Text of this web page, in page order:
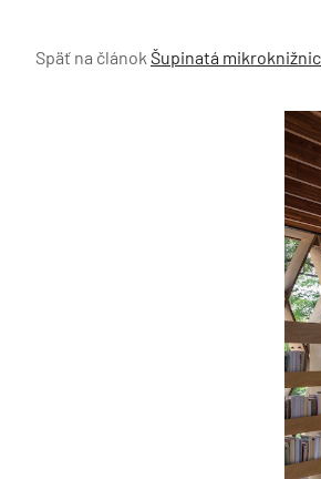
Späť na článok Šupinatá